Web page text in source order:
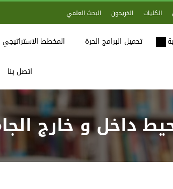
الكليات الخريجون البحث العلمي
تحميل البرامج الحرة المخطط الاستراتيجي
اتصل بنا
داخل و خارج